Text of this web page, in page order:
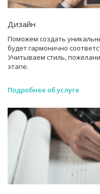
Дизайн
Поможем создать
будет гармонично
Учитываем стиль,
этапе.
Подробнее об услуге